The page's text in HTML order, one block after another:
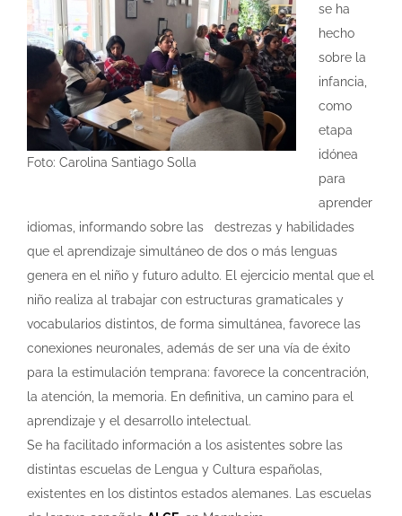
Foto: Carolina Santiago Solla
se ha
hecho
sobre la
infancia,
como
etapa
idónea
para
aprender
idiomas, informando sobre las
destrezas y habilidades
que el aprendizaje simultáneo de dos o más lenguas
genera en el niño y futuro adulto. El ejercicio mental que el
niño realiza al trabajar con estructuras gramaticales y
vocabularios distintos, de forma simultánea, favorece las
conexiones neuronales, además de ser una vía de éxito
para la estimulación temprana: favorece la concentración,
la atención, la memoria. En definitiva, un camino para el
aprendizaje y el desarrollo intelectual.
Se ha facilitado información a los asistentes sobre las
distintas escuelas de Lengua y Cultura españolas,
existentes en los distintos estados alemanes. Las escuelas